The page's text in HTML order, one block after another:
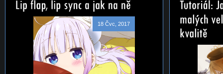
18 Čvc, 2017